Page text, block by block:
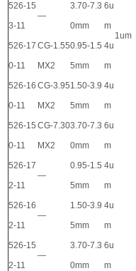
1um
526-15
3-11
—
3.70-7.3
0mm
6u
m
526-17
0-11
CG-1.55
MX2
0.95-1.5
5mm
4u
m
526-16
0-11
CG-3.95
MX2
1.50-3.9
5mm
4u
m
526-15
0-11
CG-7.30
MX2
3.70-7.3
0mm
6u
m
526-17
2-11
—
0.95-1.5
5mm
4u
m
526-16
2-11
—
1.50-3.9
5mm
4u
m
526-15
2-11
—
3.70-7.3
0mm
6u
m